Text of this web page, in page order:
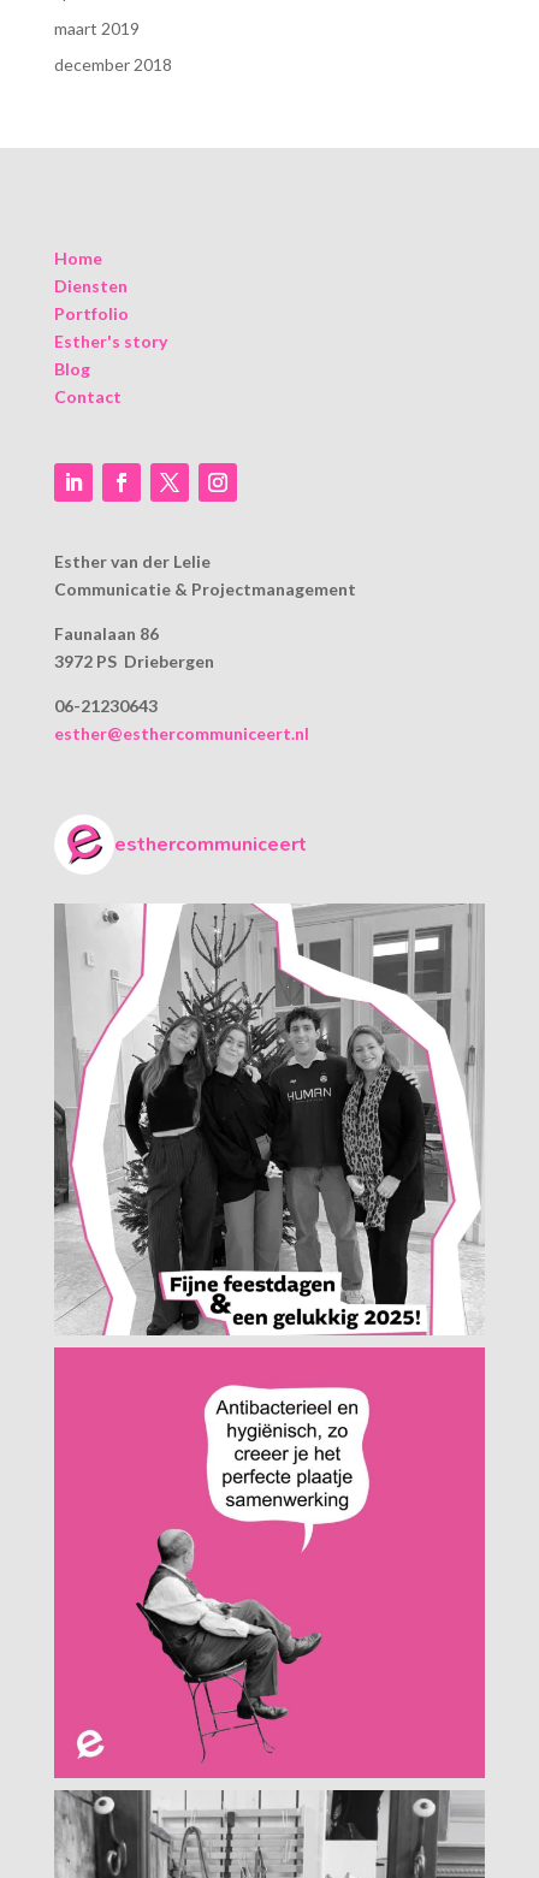
maart 2019
december 2018
Home
Diensten
Portfolio
Esther's story
Blog
Contact
Esther van der Lelie
Communicatie & Projectmanagement
Faunalaan 86
3972 PS Driebergen
06-21230643
esther@esthercommuniceert.nl
esthercommuniceert